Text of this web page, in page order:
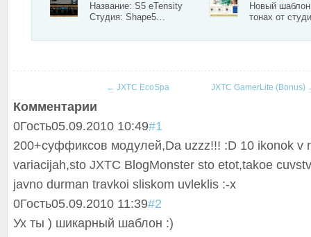
Название: S5 eTensity
Студия: Shape5…
Новый
тонах от
← JXTC EcoSpa JXTC GamerLite (Bonus)
Комментарии
0Гость05.09.2010 10:49#1
200+суффиксов модулей,Da uzzz!!! :D 10 ikonok v
variacijah,sto JXTC BlogMonster sto etot,takoe
javno durman travkoi sliskom uvleklis :-x
0Гость05.09.2010 11:39#2
Ух ты ) шикарный шаблон :)